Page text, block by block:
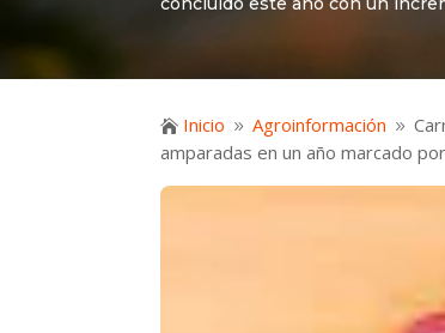
 Inicio 9 Agroinformación 9
amparadas en un año marcado